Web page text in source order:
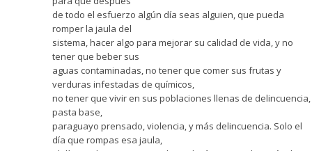
de todo el esfuerzo algún día seas alguien, que pueda
romper la jaula del
sistema, hacer algo para mejorar su calidad de vida, y no
tener que beber sus
aguas contaminadas, no tener que comer sus frutas y
verduras infestadas de químicos,
no tener que vivir en sus poblaciones llenas de delincuencia,
pasta base,
paraguayo prensado, violencia, y más delincuencia. Solo el
día que rompas esa jaula,